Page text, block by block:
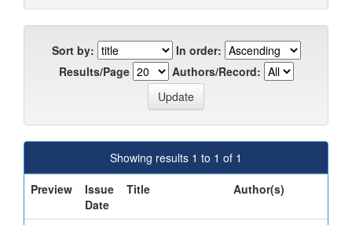
Sort by:
In order:
Results/Page
Authors/Record:
Showing results 1 to 1 of 1
Preview
Issue
Date
Title Author(s)